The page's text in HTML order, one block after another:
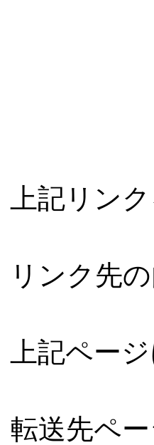
上記リン
リンク先
上記ペー
転送先ペ